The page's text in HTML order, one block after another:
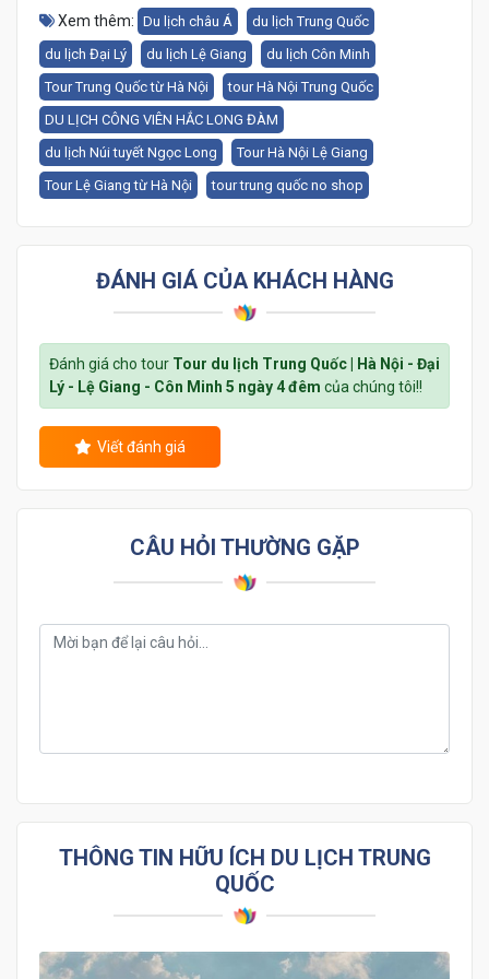
Xem thêm: Du lịch châu Á
du lịch Trung Quốc
du lịch Đại Lý
du lịch Lệ Giang
du lịch Côn Minh
Tour Trung Quốc từ Hà Nội
tour Hà Nội Trung Quốc
DU LỊCH CÔNG VIÊN HẮC LONG ĐÀM
du lịch Núi tuyết Ngọc Long
Tour Hà Nội Lệ Giang
Tour Lệ Giang từ Hà Nội
tour trung quốc no shop
ĐÁNH GIÁ CỦA KHÁCH HÀNG
Đánh giá cho tour Tour du lịch Trung Quốc | Hà Nội - Đại
Lý - Lệ Giang - Côn Minh 5 ngày 4 đêm của chúng tôi!!
Viết đánh giá
CÂU HỎI THƯỜNG GẶP
THÔNG TIN HỮU ÍCH DU LỊCH TRUNG
QUỐC